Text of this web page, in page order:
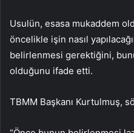
Usulün, esasa mukaddem
öncelikle işin nasıl
belirlenmesi gerektiğini,
olduğunu ifade etti.
TBMM Başkanı Kurtulmuş,